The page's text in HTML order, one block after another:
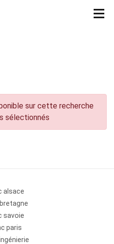
sur cette recherche
sélectionnés
alsace
savoie
paris